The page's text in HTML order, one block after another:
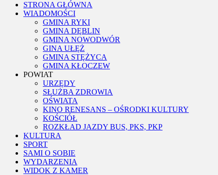
STRONA GŁÓWNA
WIADOMOŚCI
GMINA RYKI
GMINA DĘBLIN
GMINA NOWODWÓR
GINA UŁĘŻ
GMINA STĘŻYCA
GMINA KŁOCZEW
POWIAT
URZĘDY
SŁUŻBA ZDROWIA
OŚWIATA
KINO RENESANS – OŚRODKI KULTURY
KOŚCIÓŁ
ROZKŁAD JAZDY BUS, PKS, PKP
KULTURA
SPORT
SAMI O SOBIE
WYDARZENIA
WIDOK Z KAMER